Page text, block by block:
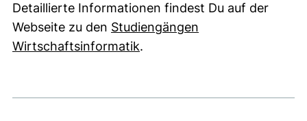
Detaillierte Informationen findest Du auf der
Webseite zu den Studiengängen
Wirtschaftsinformatik(externer Link, öffnet neues
.